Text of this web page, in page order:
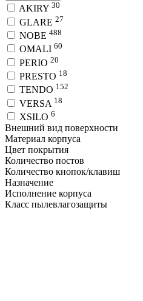
AKIRY 30
GLARE 27
NOBE 488
OMALI 60
PERIO 20
PRESTO 18
TENDO 152
VERSA 18
XSILO 6
Внешний вид поверхности
Материал корпуса
Цвет покрытия
Количество постов
Количество кнопок/клавиш
Назначение
Исполнение корпуса
Класс пылевлагозащиты